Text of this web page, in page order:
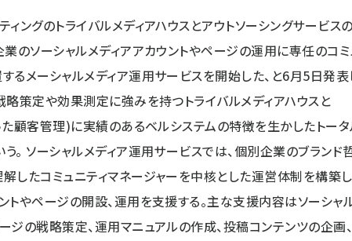
ィングのトライバルメディアハウスとアウトソーシングサービス
のソーシャルメディアアカウントやページの運用に専任のコミ
るメーシャルメディア運用サービスを開始した、と6月5日発表
略策定や効果測定に強みを持つトライバルメディアハウスと
顧客管理)に実績のあるベルシステムの特徴を生かしたトー
。 ソーシャルメディア運用サービスでは、個別企業のブランド
したコミュニティマネージャーを中核とした運営体制を構築し
トやページの開設、運用を支援する。主な支援内容はソーシャ
ジの戦略策定、運用マニュアルの作成、投稿コンテンツの企画